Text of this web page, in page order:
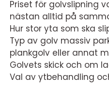
Priset för golvslipning
nästan alltid på
Hur stor yta som ska
Typ av golv massiv
plankgolv eller annat
Golvets skick och om
Val av ytbehandling